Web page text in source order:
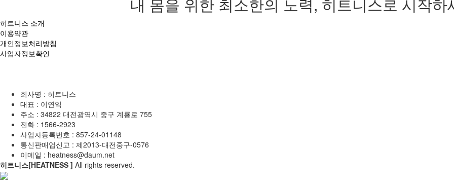
히트니스 소개
이용약관
개인정보처리방침
사업자정보확인
회사명 : 히트니스
대표 : 이연익
주소 : 34822 대전광역시 중구 계룡로 755
전화 : 1566-2923
사업자등록번호 : 857-24-01148
통신판매업신고 : 제2013-대전중구-0576
이메일 : heatness@daum.net
히트니스[HEATNESS ] All rights reserved.